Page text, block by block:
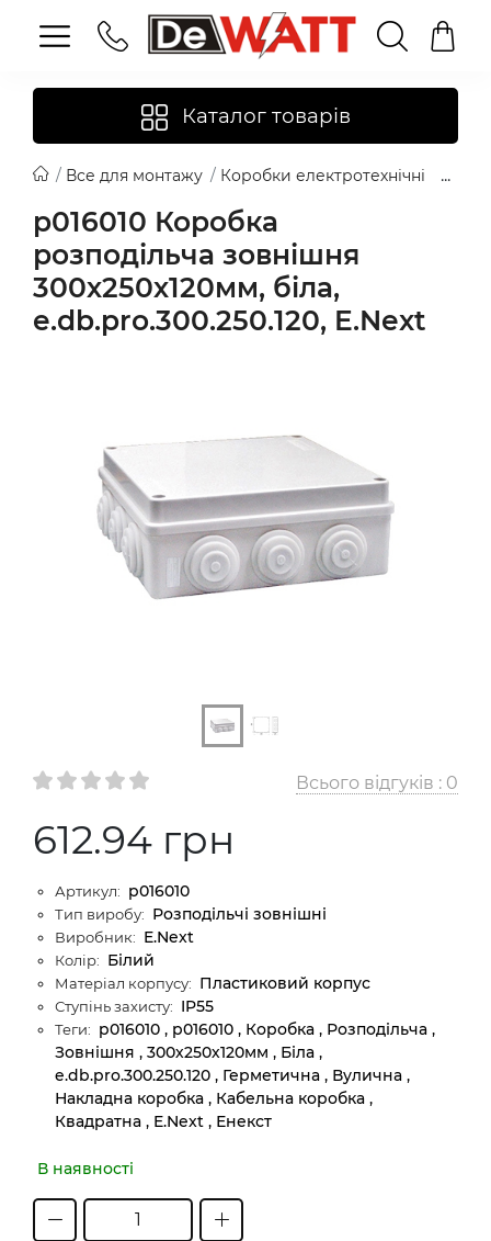
Каталог товарів
Все для монтажу Коробки електротехнічні
p016010 Коробка
розподільча зовнішня
300х250х120мм, біла,
e.db.pro.300.250.120, E.Next
Всього відгуків : 0
612.94 грн
Артикул: p016010
Тип виробу: Розподільчі зовнішні
Виробник: E.Next
Колір: Білий
Матеріал корпусу: Пластиковий корпус
Ступінь захисту: IP55
Теги: p016010 , р016010 , Коробка , Розподільча ,
Зовнішня , 300х250х120мм , Біла ,
e.db.pro.300.250.120 , Герметична , Вулична ,
Накладна коробка , Кабельна коробка ,
Квадратна , E.Next , Енекст
В наявності